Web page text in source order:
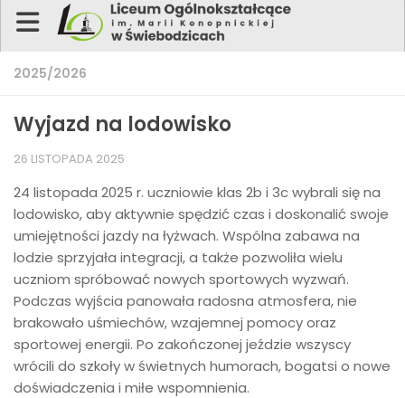
Strona główna
Szkoła
Dla ucznia
Dla rodzica
Dokumenty
Rekrutacja
2025/2026
Wyjazd na lodowisko
26 LISTOPADA 2025
24 listopada 2025 r. uczniowie klas 2b i 3c wybrali się na
lodowisko, aby aktywnie spędzić czas i doskonalić swoje
umiejętności jazdy na łyżwach. Wspólna zabawa na
lodzie sprzyjała integracji, a także pozwoliła wielu
uczniom spróbować nowych sportowych wyzwań.
Podczas wyjścia panowała radosna atmosfera, nie
brakowało uśmiechów, wzajemnej pomocy oraz
sportowej energii. Po zakończonej jeździe wszyscy
wrócili do szkoły w świetnych humorach, bogatsi o nowe
doświadczenia i miłe wspomnienia.